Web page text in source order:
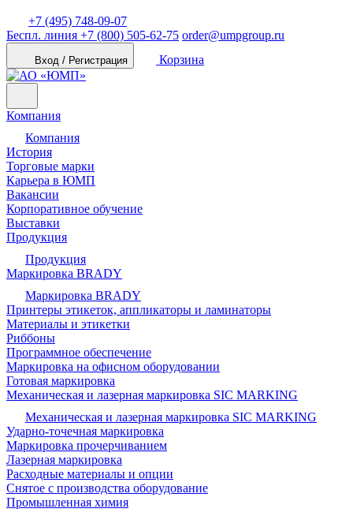
+7 (495) 748-09-07
Беспл. линия +7 (800) 505-62-75 order@umpgroup.ru
Вход / Регистрация Корзина
Компания
Компания
История
Торговые марки
Карьера в ЮМП
Вакансии
Корпоративное обучение
Выставки
Продукция
Продукция
Маркировка BRADY
Маркировка BRADY
Принтеры этикеток, аппликаторы и ламинаторы
Материалы и этикетки
Риббоны
Программное обеспечение
Маркировка на офисном оборудовании
Готовая маркировка
Механическая и лазерная маркировка SIC MARKING
Механическая и лазерная маркировка SIC MARKING
Ударно-точечная маркировка
Маркировка прочерчиванием
Лазерная маркировка
Расходные материалы и опции
Снятое с производства оборудование
Промышленная химия